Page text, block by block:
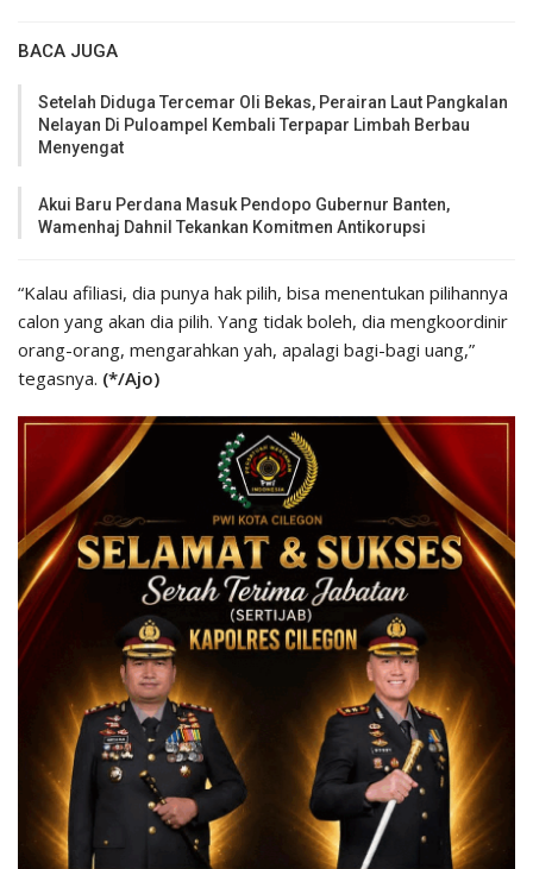
BACA JUGA
Setelah Diduga Tercemar Oli Bekas, Perairan Laut Pangkalan
Nelayan Di Puloampel Kembali Terpapar Limbah Berbau
Menyengat
Akui Baru Perdana Masuk Pendopo Gubernur Banten,
Wamenhaj Dahnil Tekankan Komitmen Antikorupsi
“Kalau afiliasi, dia punya hak pilih, bisa menentukan pilihannya
calon yang akan dia pilih. Yang tidak boleh, dia mengkoordinir
orang-orang, mengarahkan yah, apalagi bagi-bagi uang,”
tegasnya. (*/Ajo)